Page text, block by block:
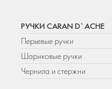
РУЧКИ CARAN D`ACHE
Перьевые ручки
Шариковые ручки
Чернила и стержни